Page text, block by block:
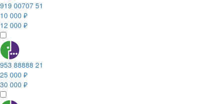
919 00707 51
10 000 ₽
12 000 ₽
953 88888 21
25 000 ₽
30 000 ₽